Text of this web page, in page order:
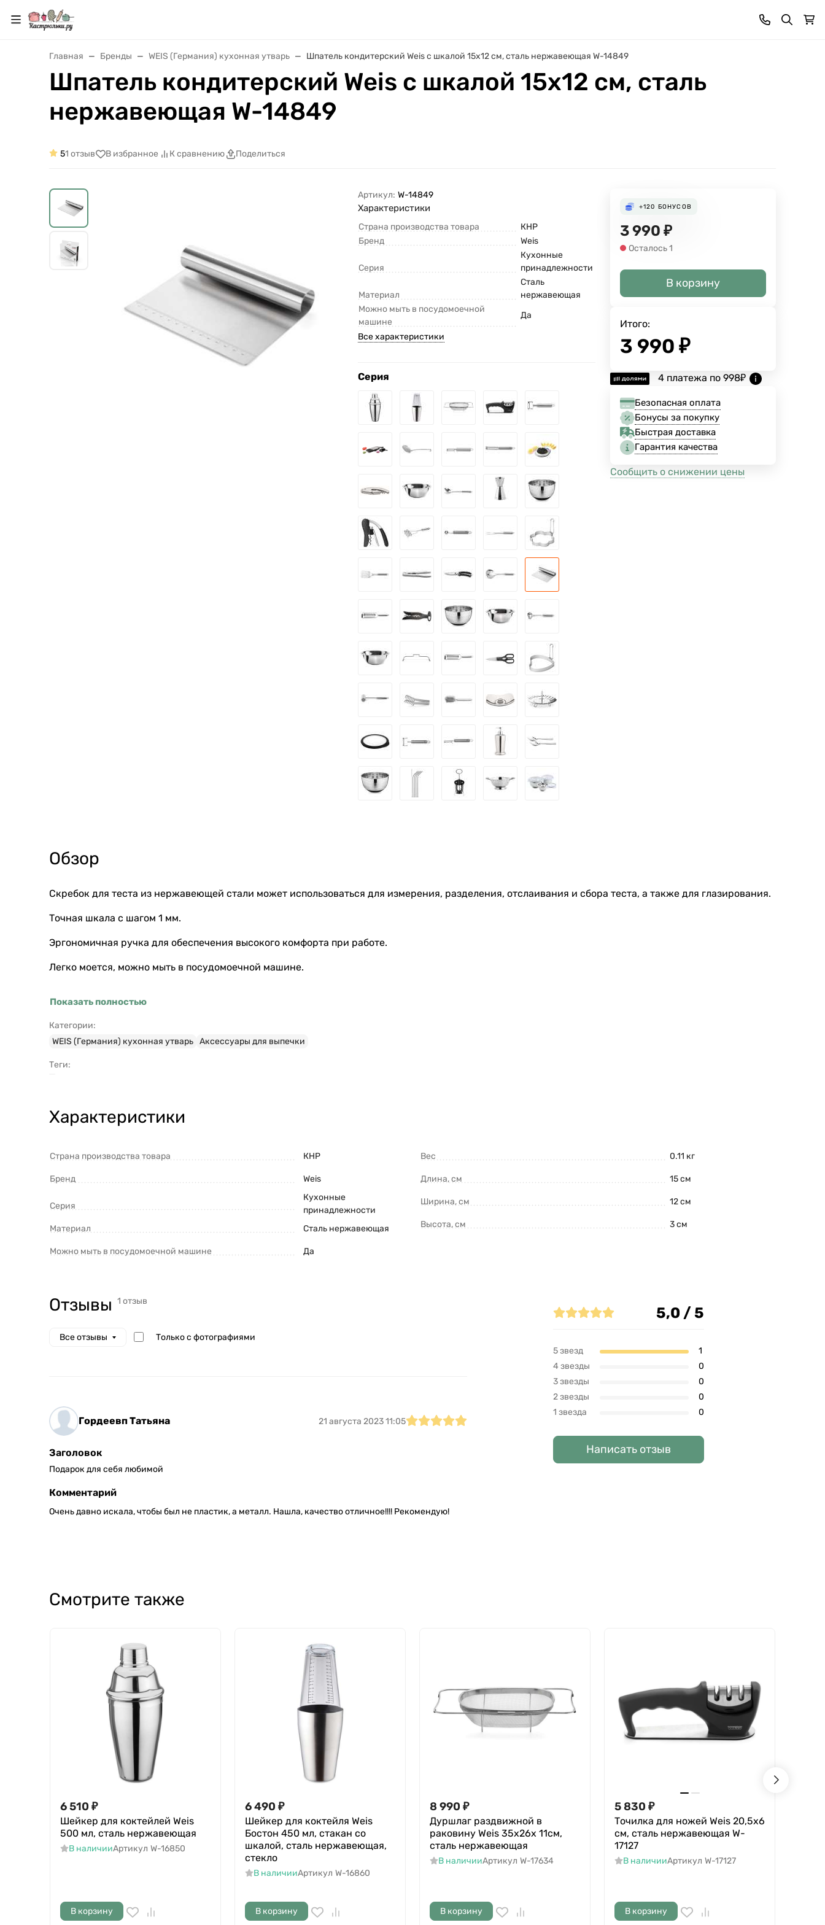
Главная Бренды WEIS (Германия) кухонная утварь Шпатель кондитерский Weis с шкалой 15x12 см, сталь нержавеющая W-14849
Шпатель кондитерский Weis с шкалой 15x12 см, сталь
нержавеющая W-14849
51 отзыв В избранное К сравнению Поделиться
Артикул: W-14849
Характеристики
Страна производства товара
КНР
Бренд
Weis
Серия
Кухонные
принадлежности
Материал
Сталь
нержавеющая
Можно мыть в посудомоечной
машине
Да
Все характеристики
Серия
+120 БОНУСОВ
3 990 ₽
Осталось 1
В корзину
Итого:
3 990 ₽
4 платежа по998₽
Безопасная оплата
Бонусы за покупку
Быстрая доставка
Гарантия качества
Сообщить о снижении цены
Обзор
Скребок для теста из нержавеющей стали может использоваться для измерения, разделения, отслаивания и сбора теста, а также для глазирования.
Точная шкала с шагом 1 мм.
Эргономичная ручка для обеспечения высокого комфорта при работе.
Легко моется, можно мыть в посудомоечной машине.
Показать полностью
Категории:
WEIS (Германия) кухонная утварь Аксессуары для выпечки
Теги:
Характеристики
Страна производства товара КНР
Бренд Weis
Серия
Кухонные
принадлежности
Материал
Сталь нержавеющая
Можно мыть в посудомоечной машине Да
Вес 0.11 кг
Длина, см 15 см
Ширина, см 12 см
Высота, см 3 см
Отзывы (1) 5,0 / 5
5 звезд
1
4 звезды
0
3 звезды
0
2 звезды
0
1 звезда
0
Написать отзыв
Отзывы 1 отзыв
Все отзывы Только с фотографиями
Гордеевп Татьяна 21 августа 2023 11:05
Заголовок
Подарок для себя любимой
Комментарий
Очень давно искала, чтобы был не пластик, а металл. Нашла, качество отличное!!!! Рекомендую!
Смотрите также
6 510 ₽
Шейкер для коктейлей Weis
500 мл, сталь нержавеющая
В наличииАртикул W-16850
В корзину
6 490 ₽
Шейкер для коктейля Weis
Бостон 450 мл, стакан со
шкалой, сталь нержавеющая,
стекло
В наличииАртикул W-16860
В корзину
8 990 ₽
Дуршлаг раздвижной в
раковину Weis 35х26х 11см,
сталь нержавеющая
В наличииАртикул W-17634
В корзину
5 830 ₽
Точилка для ножей Weis 20,5х6
см, сталь нержавеющая W-
17127
В наличииАртикул W-17127
В корзину